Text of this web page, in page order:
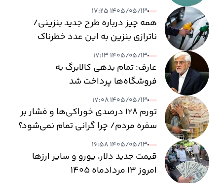
۱۴۰۵/۰۵/۱۳ ۱۷:۲۵
همه چیز درباره طرح جدید بنزینی/
ناترازی بنزین به این عدد خطرناک
می‌رسد
۱۴۰۵/۰۵/۱۳ ۱۷:۱۳
عارف: تمام بدهی کالابرگ به
فروشگاه‌ها پرداخت شد
۱۴۰۵/۰۵/۱۳ ۱۷:۰۸
تورم ۱۲۸ درصدی خوراکی‌ها و فشار بر
سفره مردم/ چرا گرانی تمام نمی‌شود؟
۱۴۰۵/۰۵/۱۳ ۱۶:۵۸
قیمت جدید دلار، یورو و سایر ارزها
امروز ۱۳ مردادماه ۱۴۰۵